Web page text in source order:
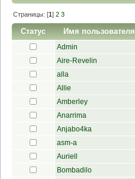
Страницы: [1]2 3
Статус Имя пользователя
Admin
Aire-Revelin
alla
Allie
Amberley
Anarrima
Anjabo4ka
asm-a
Auriell
Bombadilo